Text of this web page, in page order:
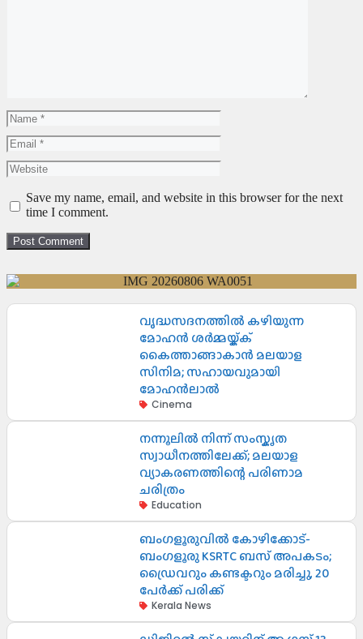
Save my name, email, and website in this browser for the next
time I comment.
വൃദ്ധസദനത്തിൽ കഴിയുന്ന
മോഹൻ ശർമ്മയ്ക്ക്
കൈത്താങ്ങാകാൻ മലയാള
സിനിമ; സഹായവുമായി
മോഹൻലാൽ
Cinema
നന്നൂലിൽ നിന്ന് സംസ്കൃത
സ്വാധീനത്തിലേക്ക്; മലയാള
വ്യാകരണത്തിന്റെ പരിണാമ
ചരിത്രം
Education
ബംഗളൂരുവിൽ കോഴിക്കോട്-
ബംഗളൂരു KSRTC ബസ് അപകടം;
ഡ്രൈവറും കണ്ടക്ടറും മരിച്ചു, 20
പേർക്ക് പരിക്ക്
Kerala News